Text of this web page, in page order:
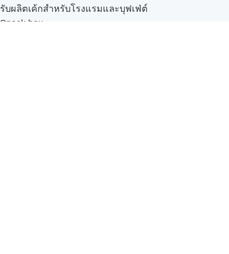
รับผลิตเค้กสำหรับโรงแรมและบุฟเฟ่ต์
Snack box